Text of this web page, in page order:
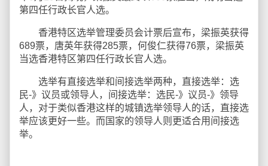
第四任行政长官人选。
香港特区选举管理委员会计票后宣布，梁振英获得
689票，唐英年获得285票，何俊仁获得76票，梁振英
当选香港特区第四任行政长官人选。
选举有直接选举和间接选举两种，直接选举：选
民-》议员或领导人，间接选举：选民-》议员-》领导
人，对于类似香港这样的城镇选举领导人的话，直接选
举应该更好一些。而国家的领导人则更适合用间接选
举。